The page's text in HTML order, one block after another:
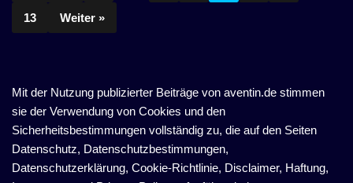
13 Weiter »
Mit der Nutzung publizierter Beiträge von aventin.de stimmen
sie der Verwendung von Cookies und den
Sicherheitsbestimmungen vollständig zu, die auf den Seiten
Datenschutz, Datenschutzbestimmungen,
Datenschutzerklärung, Cookie-Richtlinie, Disclaimer, Haftung,